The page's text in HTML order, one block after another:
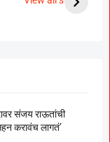
संजय राऊतांची
करावंच लागतं’